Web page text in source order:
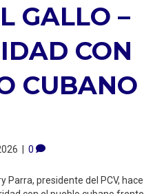
GALLO –
CON
CUBANO
0
Parra, presidente del PCV, hace